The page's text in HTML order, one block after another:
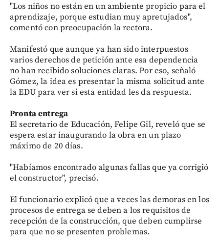
"Los niños no están en un ambiente propicio para el
aprendizaje, porque estudian muy apretujados",
comentó con preocupación la rectora.
Manifestó que aunque ya han sido interpuestos
varios derechos de petición ante esa dependencia
no han recibido soluciones claras. Por eso, señaló
Gómez, la idea es presentar la misma solicitud ante
la EDU para ver si esta entidad les da respuesta.
Pronta entrega
El secretario de Educación, Felipe Gil, reveló que se
espera estar inaugurando la obra en un plazo
máximo de 20 días.
"Habíamos encontrado algunas fallas que ya corrigió
el constructor", precisó.
El funcionario explicó que a veces las demoras en los
procesos de entrega se deben a los requisitos de
recepción de la construcción, que deben cumplirse
para que no se presenten problemas.